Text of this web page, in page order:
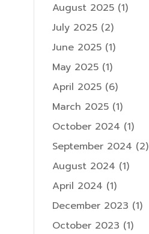
August 2025 (1)
July 2025 (2)
June 2025 (1)
May 2025 (1)
April 2025 (6)
March 2025 (1)
October 2024 (1)
September 2024 (2)
August 2024 (1)
April 2024 (1)
December 2023 (1)
October 2023 (1)